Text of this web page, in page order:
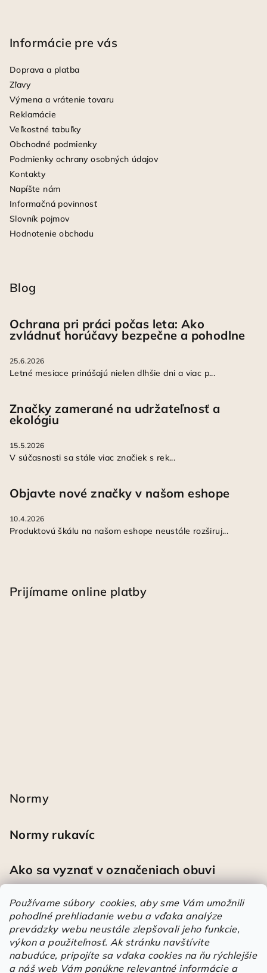
Používame súbory cookies, aby sme Vám umožnili
pohodlné prehliadanie webu a vďaka analýze
prevádzky webu neustále zlepšovali jeho funkcie,
výkon a použiteľnosť. Ak stránku navštívite
nabudúce, pripojíte sa vďaka cookies na ňu rýchlejšie
a náš web Vám ponúkne relevantné informácie a
Informácie pre vás
Doprava a platba
Zľavy
Výmena a vrátenie tovaru
Reklamácie
Veľkostné tabuľky
Obchodné podmienky
Podmienky ochrany osobných údajov
Kontakty
Napíšte nám
Informačná povinnosť
Slovník pojmov
Hodnotenie obchodu
Blog
Ochrana pri práci počas leta: Ako
zvládnuť horúčavy bezpečne a pohodlne
25.6.2026
Letné mesiace prinášajú nielen dlhšie dni a viac p...
Značky zamerané na udržateľnosť a
ekológiu
15.5.2026
V súčasnosti sa stále viac značiek s rek...
Objavte nové značky v našom eshope
10.4.2026
Produktovú škálu na našom eshope neustále rozširuj...
Prijímame online platby
Normy
Normy rukavíc
Ako sa vyznať v označeniach obuvi
Heureka
Športové pracovné poltopánky PRESTIGE CLASSIC biele